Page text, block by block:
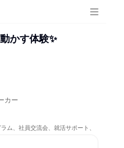
かす体験✨
カー
ム、社員交流会、就活サポート、